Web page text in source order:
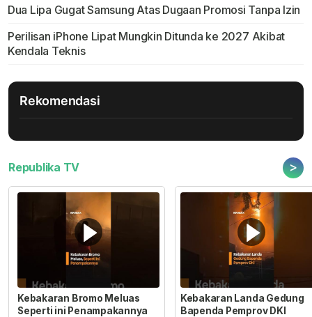
Dua Lipa Gugat Samsung Atas Dugaan Promosi Tanpa Izin
Perilisan iPhone Lipat Mungkin Ditunda ke 2027 Akibat
Kendala Teknis
Rekomendasi
Republika TV >
Kebakaran Bromo Meluas
Seperti ini Penampakannya
Kebakaran Landa Gedung
Bapenda Pemprov DKI